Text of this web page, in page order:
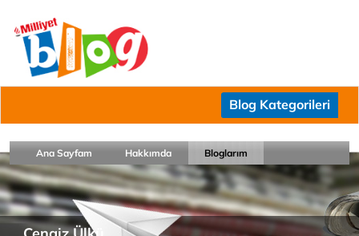
Blog Kategorileri
Ana Sayfam Hakkımda Bloglarım